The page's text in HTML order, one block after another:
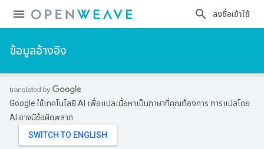
ลงชื่อเข้าใช้
ข้อมูลอ้างอิง
Google ใช้เทคโนโลยี AI เพื่อแปลเนื้อหาเป็นภาษาที่คุณต้องการ การแปลโดย
AI อาจมีข้อผิดพลาด